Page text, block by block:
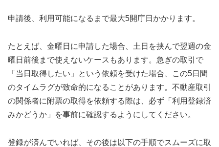
申請後、利用可能になるまで最大5開庁日かかります。
たとえば、金曜日に申請した場合、土日を挟んで翌週の金
曜日前後まで使えないケースもあります。急ぎの取引で
「当日取得したい」という依頼を受けた場合、この5日間
のタイムラグが致命的になることがあります。不動産取引
の関係者に附票の取得を依頼する際は、必ず「利用登録済
みかどうか」を事前に確認するようにしてください。
登録が済んでいれば、その後は以下の手順でスムーズに取